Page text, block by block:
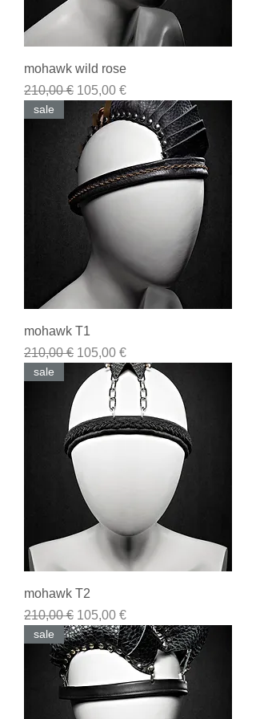
mohawk wild rose
Prezzo regolare
210,00 € Prezzo scontato
105,00 €
sale
mohawk T1
Prezzo regolare
210,00 € Prezzo scontato
105,00 €
sale
mohawk T2
Prezzo regolare
210,00 € Prezzo scontato
105,00 €
sale